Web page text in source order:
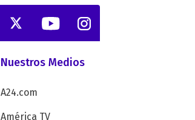
Nuestros Medios
A24.com
América TV